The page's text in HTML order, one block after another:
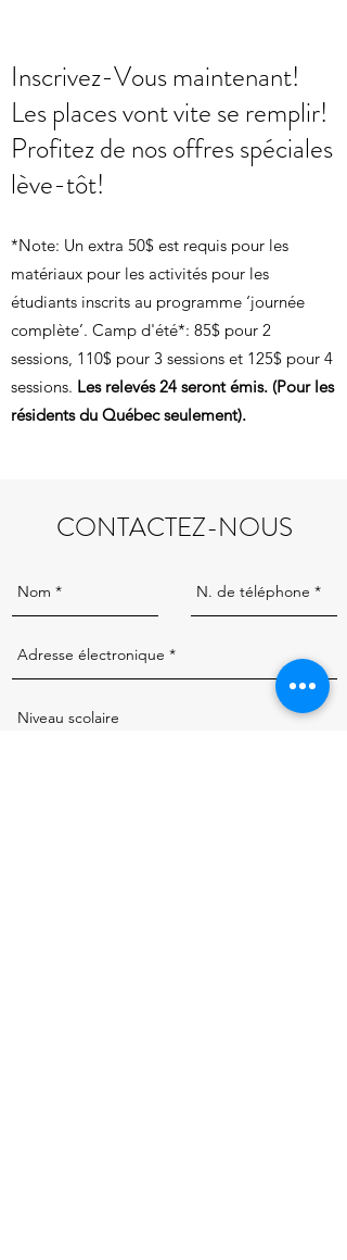
Inscrivez-Vous maintenant!
Les places vont vite se remplir!
Profitez de nos offres spéciales
lève-tôt!
*Note: Un extra 50$ est requis pour les
matériaux pour les activités pour les
étudiants inscrits au programme ‘journée
complète’. Camp d'été*: 85$ pour 2
sessions, 110$ pour 3 sessions et 125$ pour 4
sessions. Les relevés 24 seront émis. (Pour les
résidents du Québec seulement).
CONTACTEZ-NOUS